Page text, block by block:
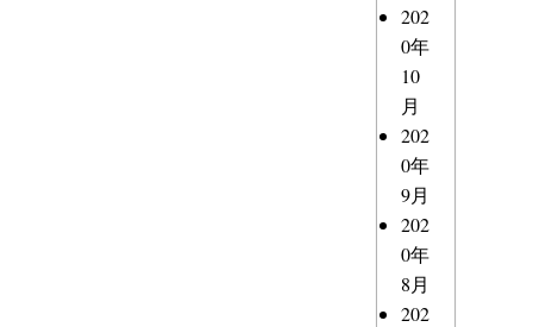
202
0年
10
月
202
0年
9月
202
0年
8月
202